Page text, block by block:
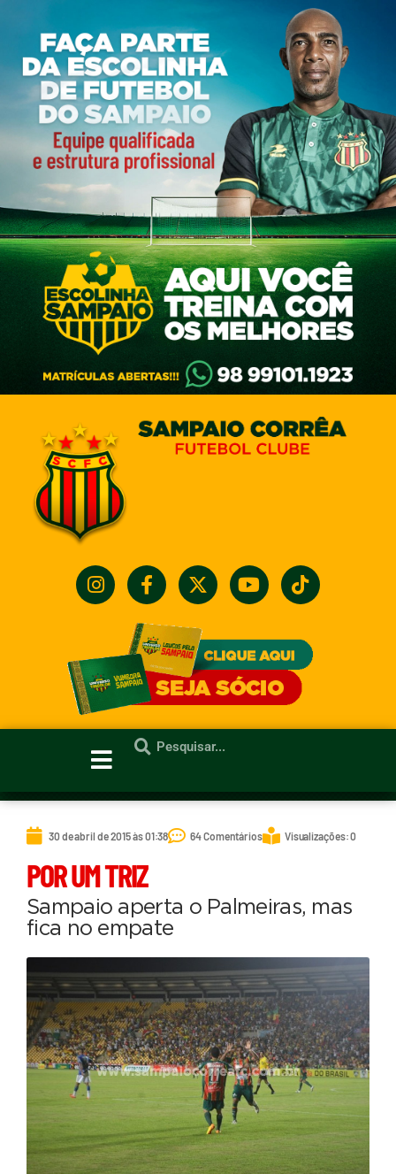
30 de abril de 2015 às 01:38 64 Comentários Visualizações: 0
POR UM TRIZ
Sampaio aperta o Palmeiras, mas
fica no empate